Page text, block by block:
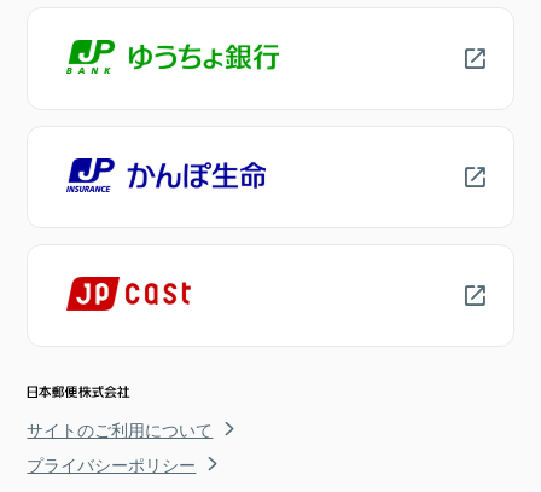
サイトのご利用について
プライバシーポリシー